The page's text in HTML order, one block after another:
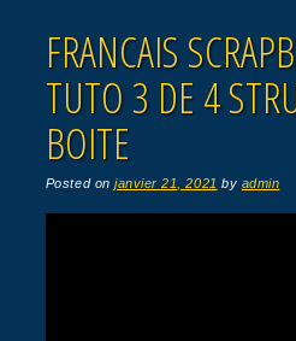
FRANCAIS
TUTO 3 DE 4
BOITE
Posted onjanvier 21, 2021 by admin